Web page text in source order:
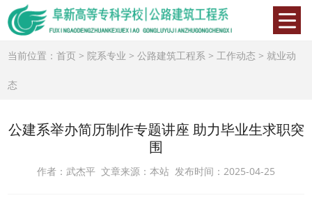
当前位置：首页 > 院系专业 >公路建筑工程系 >工作动态 >就业动
态
公建系举办简历制作专题讲座 助力毕业生求职突
围
作者：武杰平 文章来源：本站 发布时间：2025-04-25